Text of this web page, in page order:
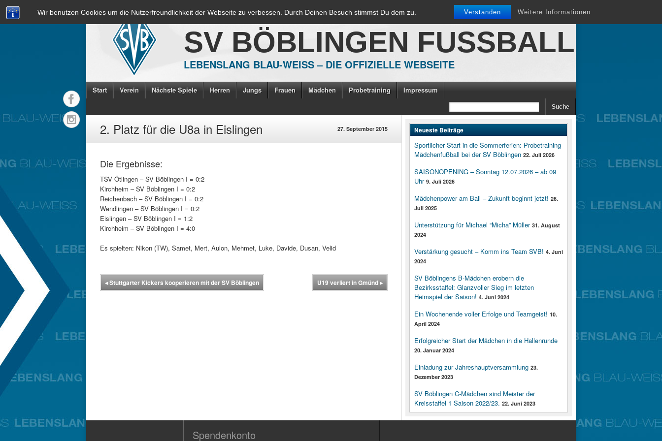
Wir benutzen Cookies um die Nutzerfreundlichkeit der Webseite zu verbessen. Durch Deinen Besuch stimmst Du dem zu. Verstanden Weitere Informationen
SV BÖBLINGEN FUSSBALL
LEBENSLANG BLAU-WEISS – DIE OFFIZIELLE WEBSEITE
Start Verein Nächste Spiele Herren Jungs Frauen Mädchen Probetraining Impressum
2. Platz für die U8a in Eislingen 27. September 2015
Die Ergebnisse:
TSV Ötlingen – SV Böblingen I = 0:2
Kirchheim – SV Böblingen I = 0:2
Reichenbach – SV Böblingen I = 0:2
Wendlingen – SV Böblingen I = 0:2
Eislingen – SV Böblingen I = 1:2
Kirchheim – SV Böblingen I = 4:0
Es spielten: Nikon (TW), Samet, Mert, Aulon, Mehmet, Luke, Davide, Dusan, Velid
◂Stuttgarter Kickers kooperieren mit der SV Böblingen U19 verliert in Gmünd▸
Neueste Beiträge
Sportlicher Start in die Sommerferien: Probetraining
Mädchenfußball bei der SV Böblingen 22. Juli 2026
SAISONOPENING – Sonntag 12.07.2026 – ab 09
Uhr 9. Juli 2026
Mädchenpower am Ball – Zukunft beginnt jetzt! 26.
Juli 2025
Unterstützung für Michael “Micha” Müller 31. August
2024
Verstärkung gesucht – Komm ins Team SVB! 4. Juni
2024
SV Böblingens B-Mädchen erobern die
Bezirksstaffel: Glanzvoller Sieg im letzten
Heimspiel der Saison! 4. Juni 2024
Ein Wochenende voller Erfolge und Teamgeist! 10.
April 2024
Erfolgreicher Start der Mädchen in die Hallenrunde
20. Januar 2024
Einladung zur Jahreshauptversammlung 23.
Dezember 2023
SV Böblingen C-Mädchen sind Meister der
Kreisstaffel 1 Saison 2022/23. 22. Juni 2023
Spendenkonto